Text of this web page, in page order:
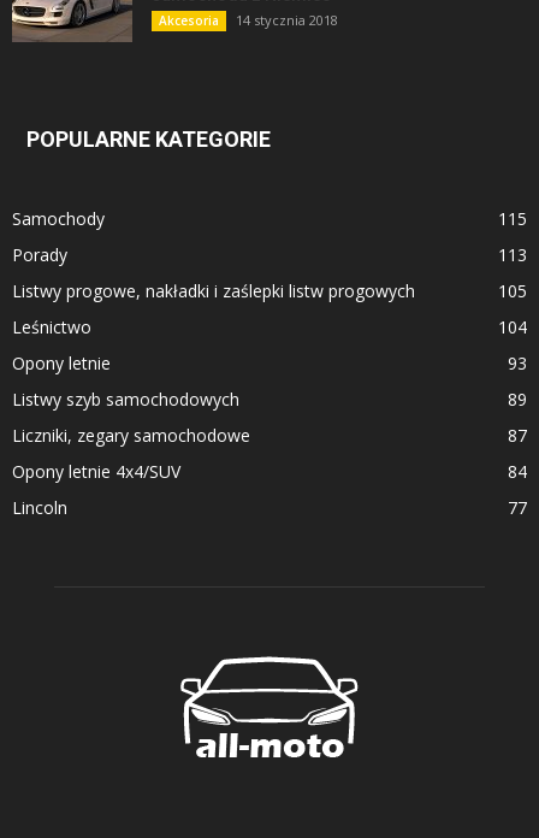
Akcesoria 14 stycznia 2018
POPULARNE KATEGORIE
Samochody
115
Porady
113
Listwy progowe, nakładki i zaślepki listw progowych
105
Leśnictwo
104
Opony letnie
93
Listwy szyb samochodowych
89
Liczniki, zegary samochodowe
87
Opony letnie 4x4/SUV
84
Lincoln
77